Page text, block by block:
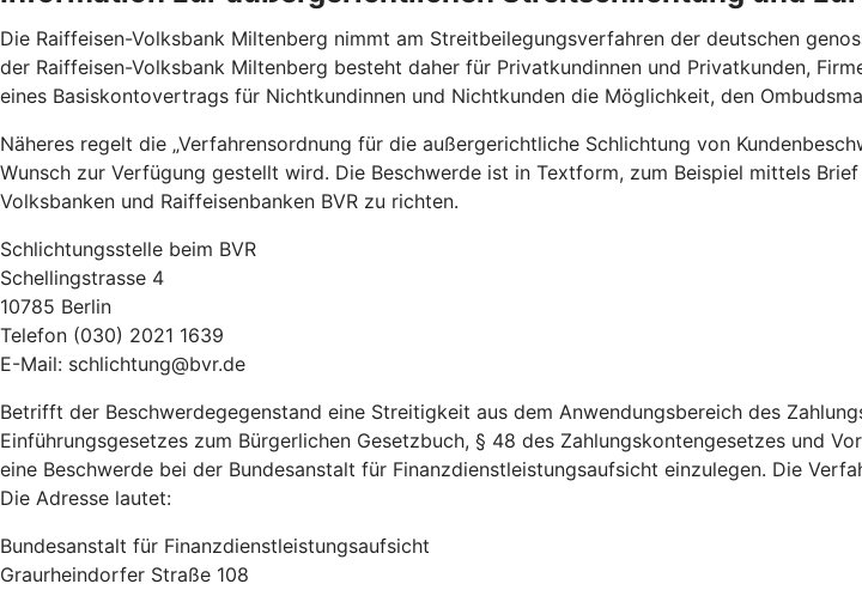
Die Raiffeisen-Volksbank Miltenberg nimmt am Streitbeilegungsverfahren der deutschen
der Raiffeisen-Volksbank Miltenberg besteht daher für Privatkundinnen und Privatkunden,
eines Basiskontovertrags für Nichtkundinnen und Nichtkunden die Möglichkeit, den
Näheres regelt die „Verfahrensordnung für die außergerichtliche Schlichtung von
Wunsch zur Verfügung gestellt wird. Die Beschwerde ist in Textform, zum Beispiel mittels
Volksbanken und Raiffeisenbanken BVR zu richten.
Schlichtungsstelle beim BVR
Schellingstrasse 4
10785 Berlin
Telefon (030) 2021 1639
E-Mail: schlichtung@bvr.de
Betrifft der Beschwerdegegenstand eine Streitigkeit aus dem Anwendungsbereich des
Einführungsgesetzes zum Bürgerlichen Gesetzbuch, § 48 des Zahlungskontengesetzes und
eine Beschwerde bei der Bundesanstalt für Finanzdienstleistungsaufsicht einzulegen. Die
Die Adresse lautet:
Bundesanstalt für Finanzdienstleistungsaufsicht
Graurheindorfer Straße 108